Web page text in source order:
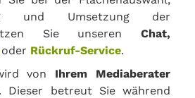
und Umsetzung der
Sie unseren Chat,
oder Rückruf-Service.
von Ihrem Mediaberater
Dieser betreut Sie während